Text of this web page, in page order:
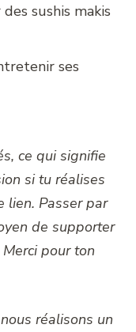
sushis makis
ses
ce qui signifie
si tu réalises
lien. Passer par
de supporter
pour ton
réalisons un